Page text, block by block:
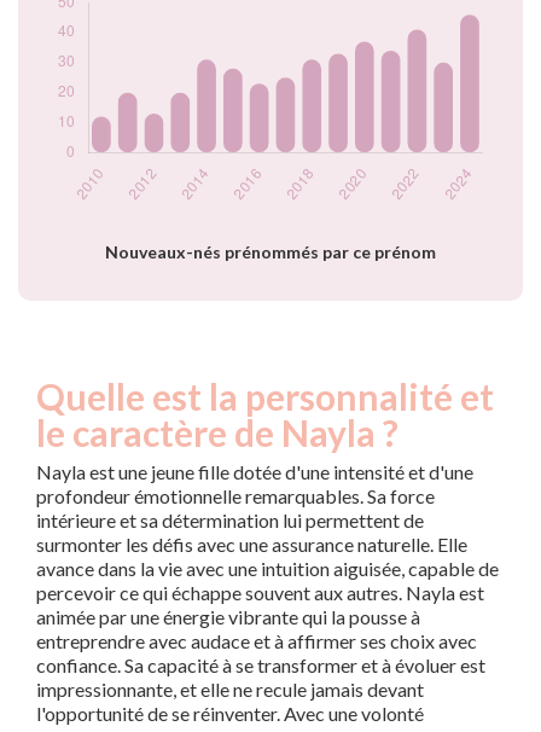
Nouveaux-nés prénommés par ce prénom
Popularité du
2019
2020
2021
2022
2023
30
46
Quelle est la personnalité et
le caractère de Nayla ?
Nayla est une jeune fille dotée d'une intensité et d'une
profondeur émotionnelle remarquables. Sa force
intérieure et sa détermination lui permettent de
surmonter les défis avec une assurance naturelle. Elle
avance dans la vie avec une intuition aiguisée, capable de
percevoir ce qui échappe souvent aux autres. Nayla est
animée par une énergie vibrante qui la pousse à
entreprendre avec audace et à affirmer ses choix avec
confiance. Sa capacité à se transformer et à évoluer est
impressionnante, et elle ne recule jamais devant
l'opportunité de se réinventer. Avec une volonté